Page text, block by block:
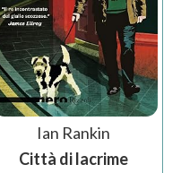
Ian Rankin
Città di lacrime